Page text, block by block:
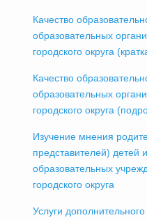
Качество
образовательных
городского округа
Качество
образовательных
городского округа
Изучение мнения
представителей) детей
образовательных
городского округа
Услуги